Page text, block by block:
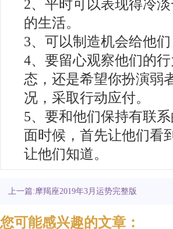
2、平时可以表现得冷
的生活。
3、可以制造机会给他
4、要留心观察他们的
态，还是希望你扮演弱
况，采取行动应付。
5、要和他们保持有联
面时候，首先让他们看
让他们知道。
上一篇:摩羯座2019年3月运势完整版
您可能感兴趣的文章：